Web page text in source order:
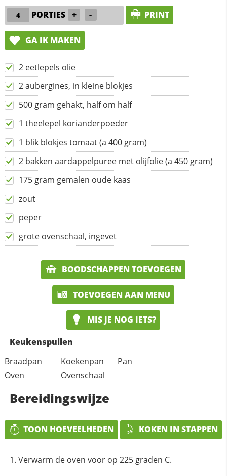
PORTIES + - PRINT
GA IK MAKEN
2 eetlepels olie
2 aubergines, in kleine blokjes
500 gram gehakt, half om half
1 theelepel korianderpoeder
1 blik blokjes tomaat (a 400 gram)
2 bakken aardappelpuree met olijfolie (a 450 gram)
175 gram gemalen oude kaas
zout
peper
grote ovenschaal, ingevet
BOODSCHAPPEN TOEVOEGEN
TOEVOEGEN AAN MENU
MIS JE NOG IETS?
Keukenspullen
Braadpan
Koekenpan
Pan
Oven
Ovenschaal
Bereidingswijze
TOON HOEVEELHEDEN KOKEN IN STAPPEN
Verwarm de oven voor op 225 graden C.